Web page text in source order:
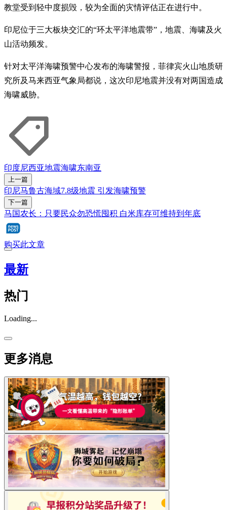
教堂受到轻中度损毁，较为全面的灾情评估正在进行中。
印尼位于三大板块交汇的“环太平洋地震带”，地震、海啸及火
山活动频发。
针对太平洋海啸预警中心发布的海啸警报，菲律宾火山地质研
究所及马来西亚气象局都说，这次印尼地震并没有对两国造成
海啸威胁。
印度尼西亚地震海啸东南亚
上一篇
印尼马鲁古海域7.8级地震 引发海啸预警
下一篇
马国农长：只要民众勿恐慌囤积 白米库存可维持到年底
购买此文章
最新
热门
Loading...
更多消息